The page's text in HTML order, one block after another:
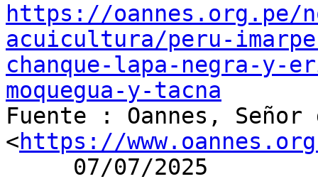
https://oannes.org.pe/
acuicultura/peru-
chanque-lapa-negra-
moquegua-y-tacna
Fuente : Oannes,
<https://